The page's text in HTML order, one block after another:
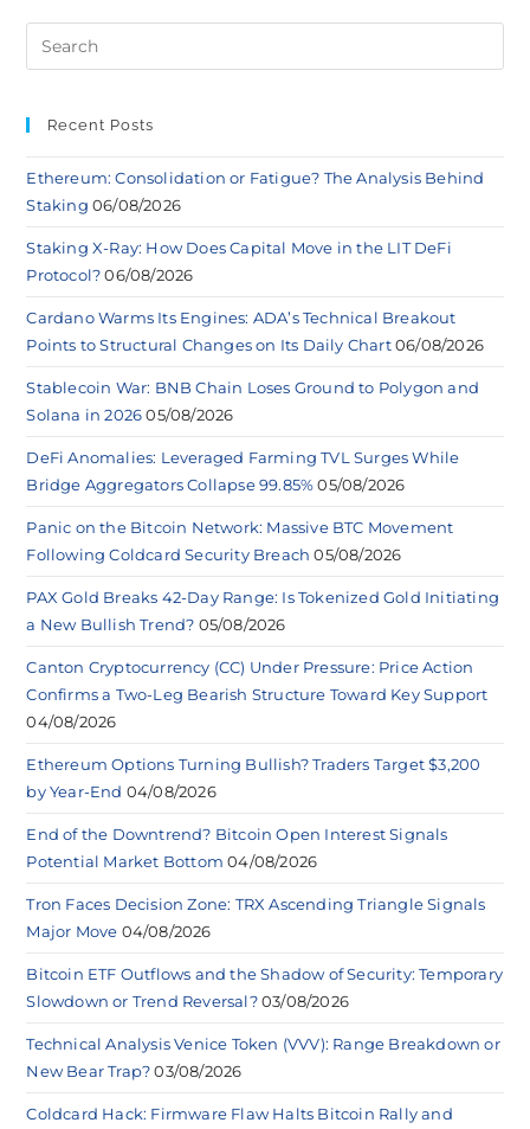
Recent Posts
Ethereum: Consolidation or Fatigue? The Analysis Behind
Staking 06/08/2026
Staking X-Ray: How Does Capital Move in the LIT DeFi
Protocol? 06/08/2026
Cardano Warms Its Engines: ADA’s Technical Breakout
Points to Structural Changes on Its Daily Chart 06/08/2026
Stablecoin War: BNB Chain Loses Ground to Polygon and
Solana in 2026 05/08/2026
DeFi Anomalies: Leveraged Farming TVL Surges While
Bridge Aggregators Collapse 99.85% 05/08/2026
Panic on the Bitcoin Network: Massive BTC Movement
Following Coldcard Security Breach 05/08/2026
PAX Gold Breaks 42-Day Range: Is Tokenized Gold Initiating
a New Bullish Trend? 05/08/2026
Canton Cryptocurrency (CC) Under Pressure: Price Action
Confirms a Two-Leg Bearish Structure Toward Key Support
04/08/2026
Ethereum Options Turning Bullish? Traders Target $3,200
by Year-End 04/08/2026
End of the Downtrend? Bitcoin Open Interest Signals
Potential Market Bottom 04/08/2026
Tron Faces Decision Zone: TRX Ascending Triangle Signals
Major Move 04/08/2026
Bitcoin ETF Outflows and the Shadow of Security: Temporary
Slowdown or Trend Reversal? 03/08/2026
Technical Analysis Venice Token (VVV): Range Breakdown or
New Bear Trap? 03/08/2026
Coldcard Hack: Firmware Flaw Halts Bitcoin Rally and